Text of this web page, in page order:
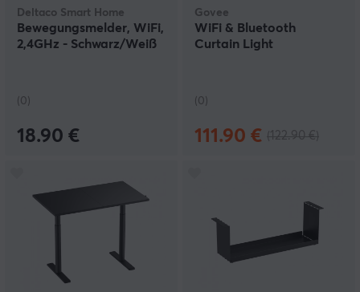
Deltaco Smart Home
Bewegungsmelder, WiFi,
2,4GHz - Schwarz/Weiß
(0)
18.90 €
Govee
WiFi & Bluetooth
Curtain Light
(0)
111.90 €